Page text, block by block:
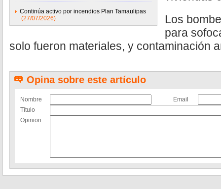
Continúa activo por incendios Plan Tamaulipas
(27/07/2026)
Los
para
solo fueron materiales, y contaminación
Opina sobre este artículo
Nombre
Email
Título
Opinion